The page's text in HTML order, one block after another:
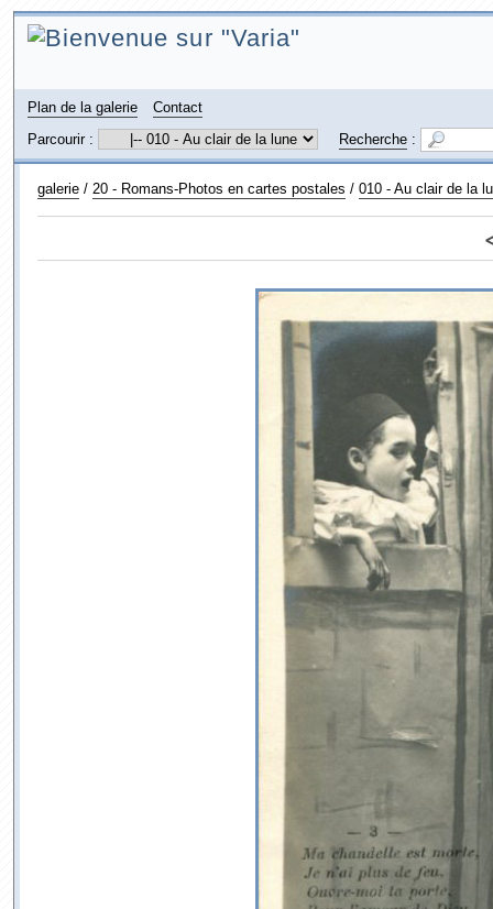
Plan de la galerie
Contact
Parcourir :
Recherche:
galerie/ 20 - Romans-Photos en cartes postales / 010 - Au clair de la